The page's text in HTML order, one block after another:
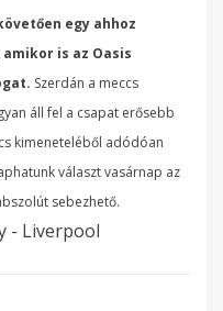
egy ahhoz
is az Oasis
Szerdán a meccs
áll fel a csapat erősebb
kimeneteléből adódóan
választ vasárnap az
sebezhető.